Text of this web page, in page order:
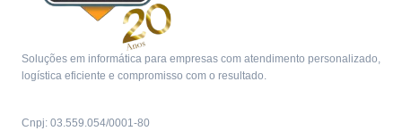
Soluções em informática para empresas com atendimento personalizado,
logística eficiente e compromisso com o resultado.
Cnpj: 03.559.054/0001-80